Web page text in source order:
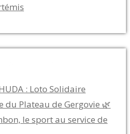
: Loto Solidaire
du Plateau de Gergovie 🌿
le sport au service de